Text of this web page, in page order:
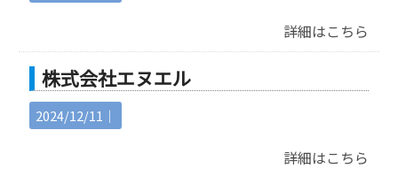
詳細はこちら
株式会社エヌエル
2024/12/11｜
詳細はこちら